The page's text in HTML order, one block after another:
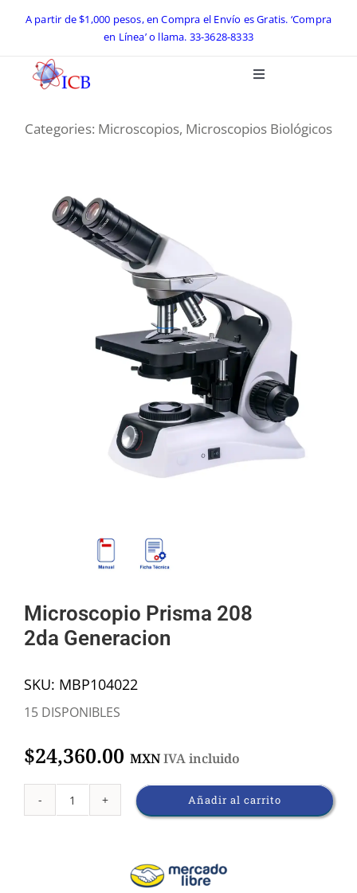
content
A partir de $1,000 pesos, en Compra el Envío es Gratis. ‘Compra
en Línea’ o llama. 33-3628-8333
Toggle
Equipos de Laboratorio
Preguntas Frecuentes
Categories: Microscopios, Microscopios Biológicos
Microscopio Prisma 208
2da Generacion
SKU: MBP104022
15 DISPONIBLES
$24,360.00 MXNIVA incluido
Microscopio
Añadir al carrito